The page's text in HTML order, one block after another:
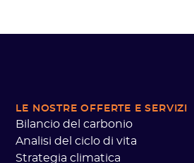
LE NOSTRE OFFERTE E SERVIZI
Bilancio del carbonio
Analisi del ciclo di vita
Strategia climatica